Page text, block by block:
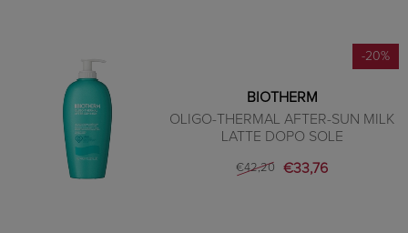
-20%
BIOTHERM
OLIGO-THERMAL AFTER-SUN MILK
LATTE DOPO SOLE
€42,20 €33,76